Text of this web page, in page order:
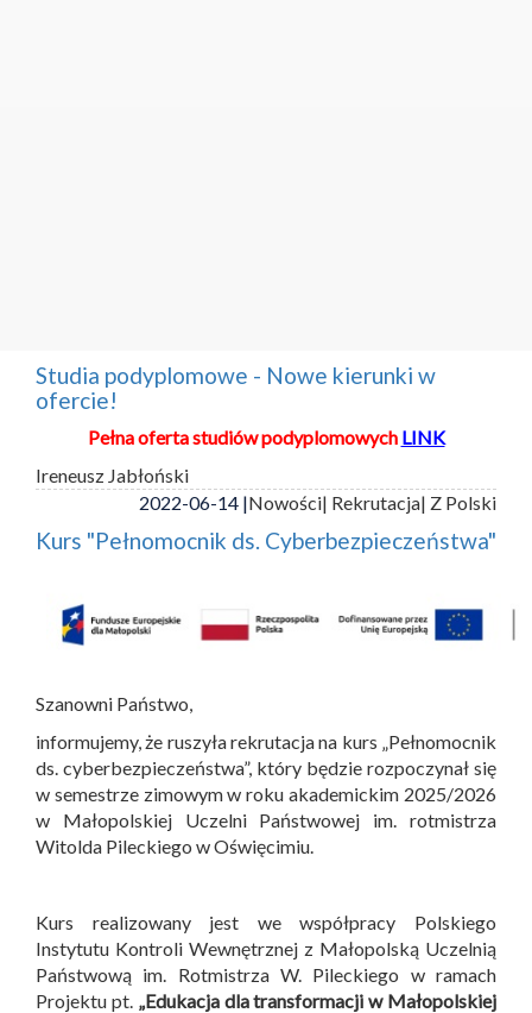
Studia podyplomowe - Nowe kierunki w
ofercie!
Pełna oferta studiów podyplomowych LINK
Ireneusz Jabłoński
2022-06-14 |Nowości| Rekrutacja| Z Polski
Kurs "Pełnomocnik ds. Cyberbezpieczeństwa"
Szanowni Państwo,
informujemy, że ruszyła rekrutacja na kurs „Pełnomocnik
ds. cyberbezpieczeństwa”, który będzie rozpoczynał się
w semestrze zimowym w roku akademickim 2025/2026
w Małopolskiej Uczelni Państwowej im. rotmistrza
Witolda Pileckiego w Oświęcimiu.
Kurs realizowany jest we współpracy Polskiego
Instytutu Kontroli Wewnętrznej z Małopolską Uczelnią
Państwową im. Rotmistrza W. Pileckiego w ramach
Projektu pt. „Edukacja dla transformacji w Małopolskiej